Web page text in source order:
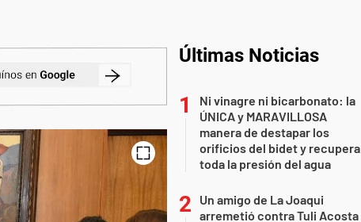
Últimas Noticias
Ni vinagre ni bicarbonato: la
ÚNICA y MARAVILLOSA
manera de destapar los
orificios del bidet y recupera
toda la presión del agua
Un amigo de La Joaqui
arremetió contra Tuli Acosta